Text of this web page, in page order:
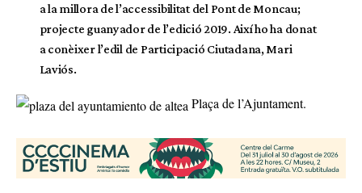
a la millora de l’accessibilitat del Pont de Moncau;
projecte guanyador de l’edició 2019. Així ho ha donat
a conèixer l’edil de Participació Ciutadana, Mari
Laviós.
Plaça de l’Ajuntament.